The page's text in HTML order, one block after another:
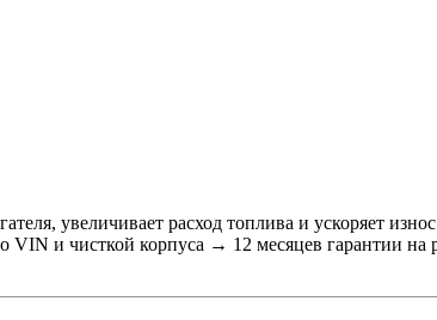
увеличивает расход топлива и ускоряет
VIN и чисткой корпуса → 12 месяцев гарантии